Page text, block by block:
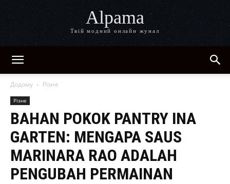
Alpama
Твій модний онлайн жунал
Додому Різне
Різне
BAHAN POKOK PANTRY INA
GARTEN: MENGAPA SAUS
MARINARA RAO ADALAH
PENGUBAH PERMAINAN